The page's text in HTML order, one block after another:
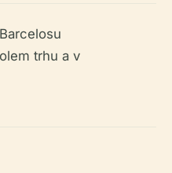
trhu a v